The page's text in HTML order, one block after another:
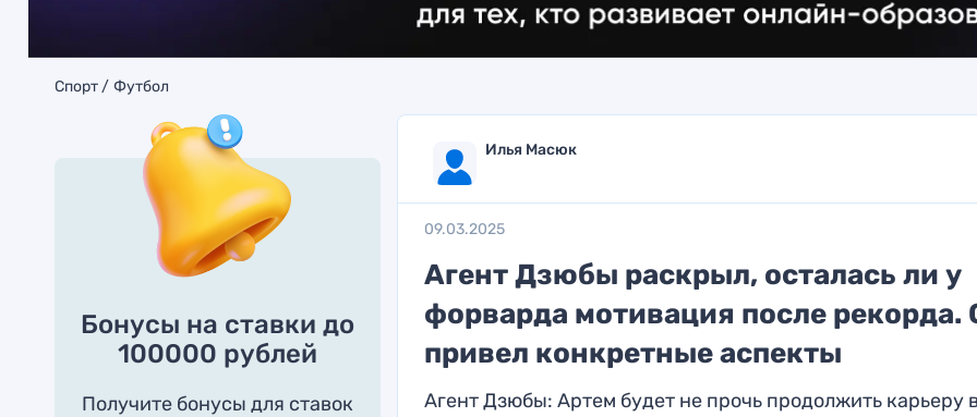
Спорт Футбол
Бонусы на ставки до
100000 рублей
Получите бонусы для ставок
Илья Масюк
09.03.2025
Агент Дзюбы раскрыл, осталась ли у
форварда мотивация после рекорда.
привел конкретные аспекты
Агент Дзюбы: Артем будет не прочь продолжить карьеру